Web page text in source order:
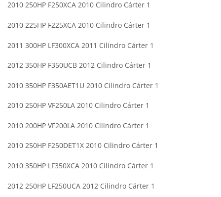
2010 250HP F250XCA 2010 Cilindro Cárter 1
2010 225HP F225XCA 2010 Cilindro Cárter 1
2011 300HP LF300XCA 2011 Cilindro Cárter 1
2012 350HP F350UCB 2012 Cilindro Cárter 1
2010 350HP F350AET1U 2010 Cilindro Cárter 1
2010 250HP VF250LA 2010 Cilindro Cárter 1
2010 200HP VF200LA 2010 Cilindro Cárter 1
2010 250HP F250DET1X 2010 Cilindro Cárter 1
2010 350HP LF350XCA 2010 Cilindro Cárter 1
2012 250HP LF250UCA 2012 Cilindro Cárter 1